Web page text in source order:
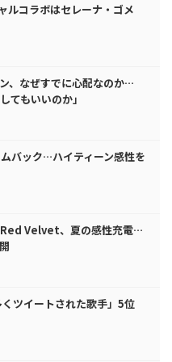
ルコラボはセレーナ・ゴメ
、なぜすでに心配なのか…
てもいいのか」
バック…ハイティーン感性を
Red Velvet、夏の感性充電…
ツイートされた歌手」5位